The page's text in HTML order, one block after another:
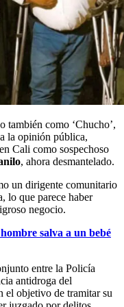
también como ‘Chucho’,
la opinión pública,
Cali como sospechoso
, ahora desmantelado.
un dirigente comunitario
lo que parece haber
negocio.
salva a un bebé
entre la Policía
antidroga del
el objetivo de tramitar su